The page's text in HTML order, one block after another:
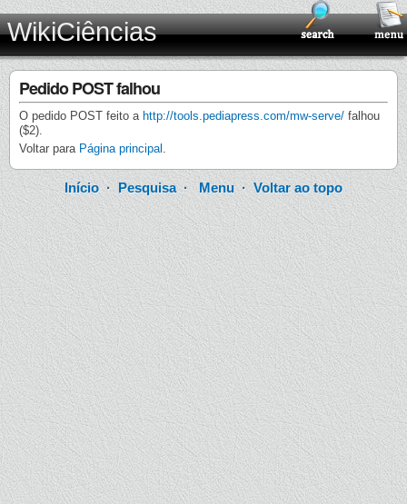
WikiCiências
Pedido POST falhou
O pedido POST feito a http://tools.pediapress.com/mw-serve/ falhou
($2).
Voltar para Página principal .
Início·Pesquisa· Menu· Voltar ao topo